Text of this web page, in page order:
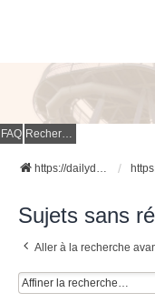
FAQ Rechercher
https://dailydigesthub.com
Sujets sans
Aller à la recherche